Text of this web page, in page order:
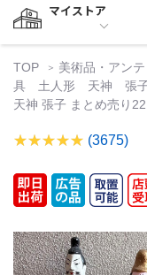
マイストア
TOP 美術品・アン
具 土人形 天神 張子
天神 張子 まとめ売り
(3675)